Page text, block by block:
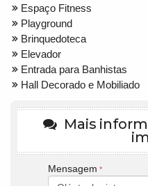
Espaço Fitness
Playground
Brinquedoteca
Elevador
Entrada para Banhistas
Hall Decorado e Mobiliado
Mais
Mensagem